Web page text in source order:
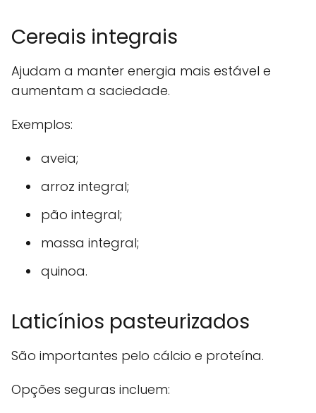
Cereais integrais
Ajudam a manter energia mais estável e
aumentam a saciedade.
Exemplos:
aveia;
arroz integral;
pão integral;
massa integral;
quinoa.
Laticínios pasteurizados
São importantes pelo cálcio e proteína.
Opções seguras incluem: